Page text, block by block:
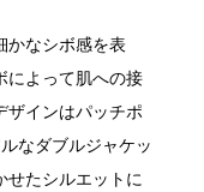
かなシボ感を表
によって肌への接
ザインはパッチポ
なダブルジャケッ
せたシルエットに